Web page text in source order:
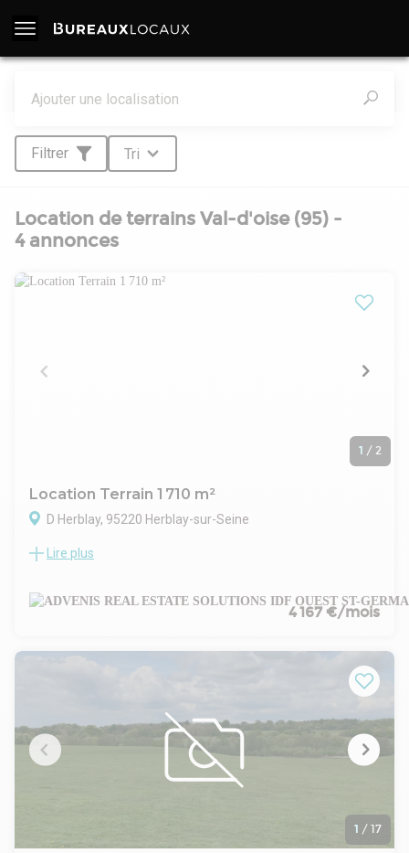
Filtrer Tri
Location de terrains Val-d'oise (95) -
4 annonces
1 / 2
Location Terrain 1 710 m²
D Herblay, 95220 Herblay-sur-Seine
Advenis Conseil vous propose à la location un terrain nu à
de la Patte d'Oie d'Herblay.
Ce foncier, parfaitement accessible, offre une solution
Le site bénéficie d'une excellente visibilité et d'un accès
immédiat à l'autoroute A15, ainsi qu'à la proximité des axes
A115 et N184, garantissant une liaison rapide vers Paris et
l'ensemble du Val-d'Oise.
- Type de bail : Civil
- Durée : 6 ans
Lire plus
4 167 €/mois
1 / 17